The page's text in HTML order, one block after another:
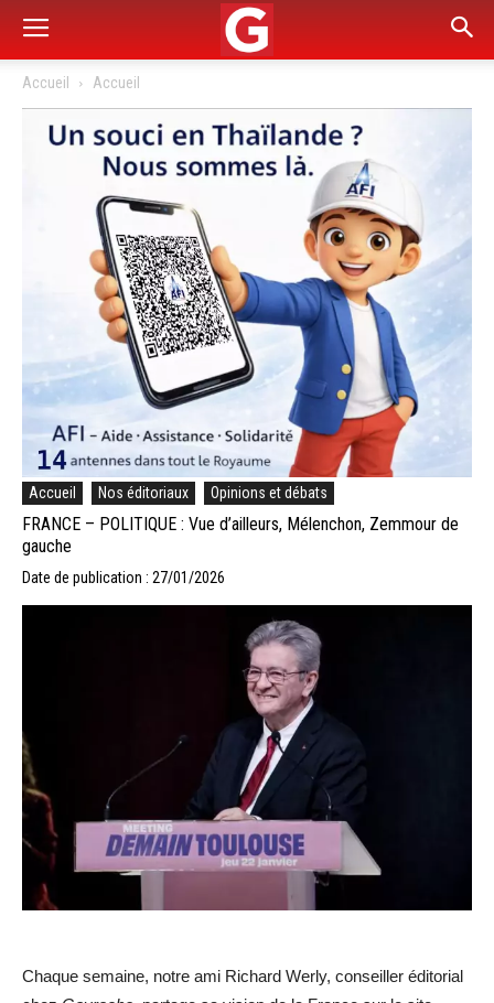
Accueil Accueil
Accueil Nos éditoriaux Opinions et débats
FRANCE – POLITIQUE : Vue d’ailleurs, Mélenchon, Zemmour de
gauche
Date de publication : 27/01/2026
Chaque semaine, notre ami Richard Werly, conseiller éditorial